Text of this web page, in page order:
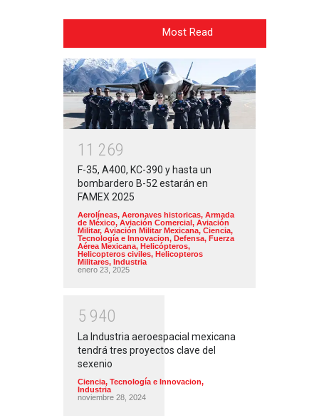
Most Read
1 1 269
F-35, A400, KC-390 y hasta un
bombardero B-52 estarán en
FAMEX 2025
Aerolíneas, Aeronaves historicas, Armada
de México, Aviación Comercial, Aviación
Militar, Aviación Militar Mexicana, Ciencia,
Tecnología e Innovacion, Defensa, Fuerza
Aérea Mexicana, Helicópteros,
Helicopteros civiles, Helicopteros
Militares, Industria
enero 23, 2025
5 940
La Industria aeroespacial mexicana
tendrá tres proyectos clave del
sexenio
Ciencia, Tecnología e Innovacion,
Industria
noviembre 28, 2024